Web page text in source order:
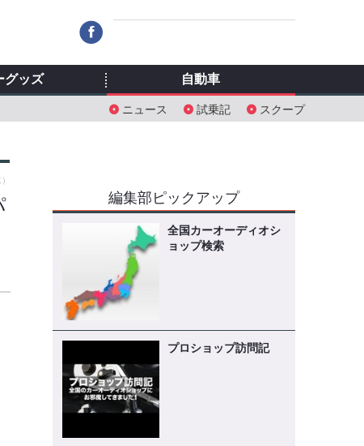
グッズ 自動車
ニュース 試乗記 スクープ
編集部ピックアップ
全国カーオーディオシ
ョップ検索
プロショップ訪問記